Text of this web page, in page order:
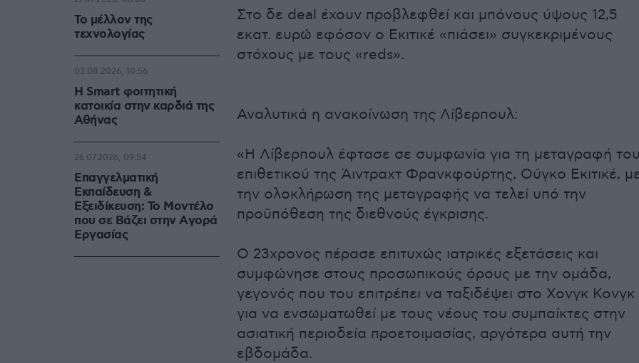
Στο δε deal έχουν προβλεφθεί και μπόνους ύψους 12,5
εκατ. ευρώ εφόσον ο Εκιτικέ «πιάσει» συγκεκριμένους
στόχους με τους «reds».
Αναλυτικά η ανακοίνωση της Λίβερπουλ:
«Η Λίβερπουλ έφτασε σε συμφωνία για τη μεταγραφή
επιθετικού της Άιντραχτ Φρανκφούρτης, Ούγκο Εκιτικέ,
την ολοκλήρωση της μεταγραφής να τελεί υπό την
προϋπόθεση της διεθνούς έγκρισης.
Ο 23χρονος πέρασε επιτυχώς ιατρικές εξετάσεις και
συμφώνησε στους προσωπικούς όρους με την ομάδα,
γεγονός που του επιτρέπει να ταξιδέψει στο Χονγκ Κονγκ
για να ενσωματωθεί με τους νέους του συμπαίκτες στην
ασιατική περιοδεία προετοιμασίας, αργότερα αυτή την
εβδομάδα.
Το μέλλον της
τεχνολογίας
Η Smart φοιτητική
κατοικία στην καρδιά της
Αθήνας
03.08.2026, 10:56
Επαγγελματική
Εκπαίδευση &
Εξειδίκευση: Το Mοντέλο
που σε Bάζει στην Aγορά
Eργασίας
26.07.2026, 09:54